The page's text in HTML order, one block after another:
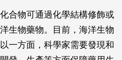
合物可通過化學結構修飾或
生物藥物。目前，海洋生物
一方面，科學家需要發現和